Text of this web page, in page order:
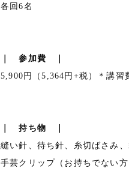
各回6名
｜ 参加費 ｜
5,900円（5,364円+税）＊講
｜ 持ち物 ｜
縫い針、待ち針、糸切ばさみ
手芸クリップ（お持ちでない